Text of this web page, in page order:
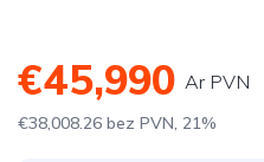
€45,990 Ar PVN
€38,008.26 bez PVN, 21%